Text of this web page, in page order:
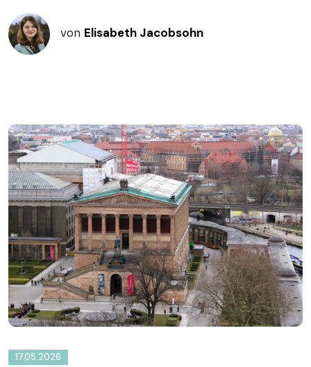
von Elisabeth Jacobsohn
17.05.2026